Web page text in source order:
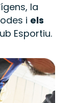
la
i els
Esportiu.